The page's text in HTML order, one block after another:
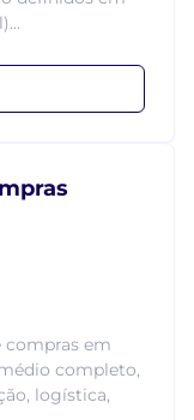
compras em
completo,
logística,